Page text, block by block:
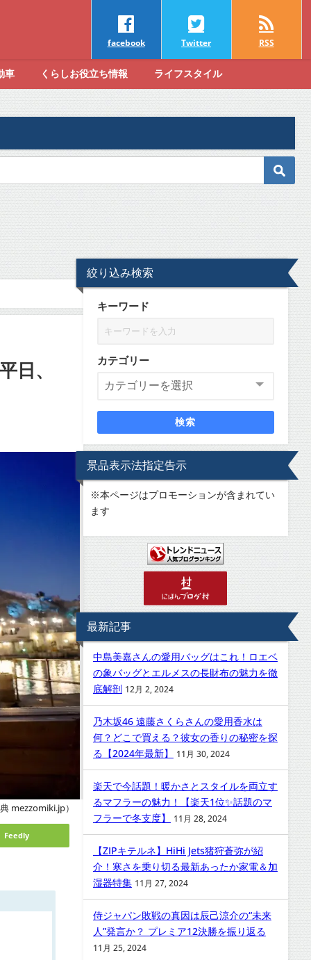
facebook Twitter RSS
車 くらしお役立ち情報 ライフスタイル
、
mezzomiki.jp）
Feedly
絞り込み検索
キーワード
カテゴリー
検索
景品表示法指定告示
※本ページはプロモーションが含まれてい
ます
最新記事
中島美嘉さんの愛用バッグはこれ！ロエベ
の象バッグとエルメスの長財布の魅力を徹
底解剖 12月 2, 2024
乃木坂46 遠藤さくらさんの愛用香水は
何？どこで買える？彼女の香りの秘密を探
る【2024年最新】
11月 30, 2024
楽天で今話題！暖かさとスタイルを両立す
るマフラーの魅力！【楽天1位✨話題のマ
フラーで冬支度】
11月 28, 2024
【ZIPキテルネ】HiHi Jets猪狩蒼弥が紹
介！寒さを乗り切る最新あったか家電＆加
湿器特集 11月 27, 2024
侍ジャパン敗戦の真因は辰己涼介の“未来
人”発言か？ プレミア12決勝を振り返る
11月 25, 2024